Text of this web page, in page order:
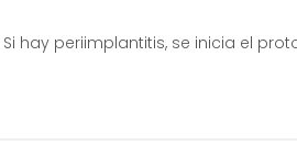
hay periimplantitis, se inicia el